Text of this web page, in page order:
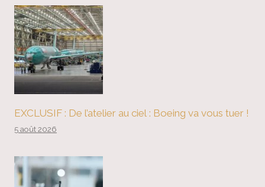
EXCLUSIF : De l’atelier au ciel : Boeing va vous tuer !
5 août 2026